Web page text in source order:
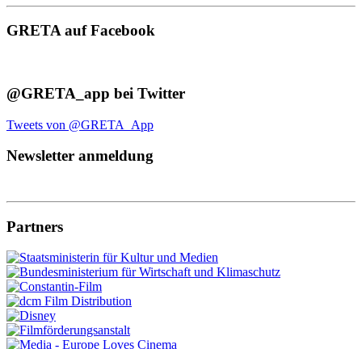
GRETA auf Facebook
@GRETA_app bei Twitter
Tweets von @GRETA_App
Newsletter anmeldung
Partners